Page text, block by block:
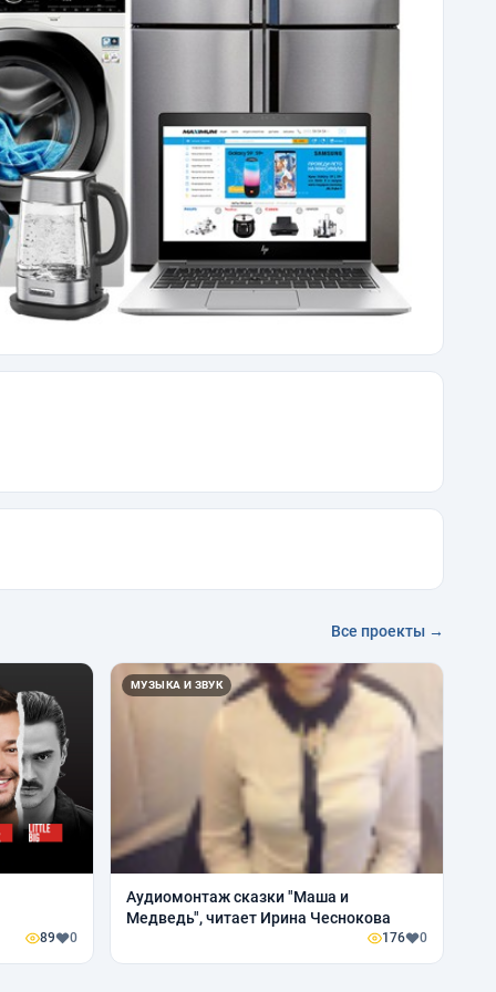
Все проекты →
89 0
МУЗЫКА И ЗВУК
Аудиомонтаж сказки "Маша и
Медведь", читает Ирина Чеснокова
176 0